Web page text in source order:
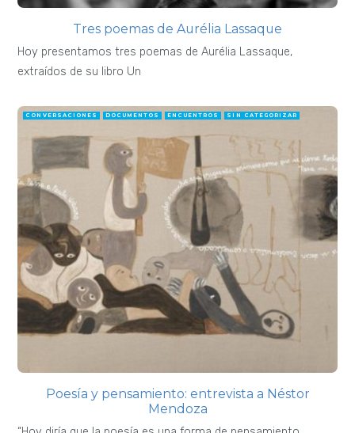
Tres poemas de Aurélia Lassaque
Hoy presentamos tres poemas de Aurélia Lassaque,
extraídos de su libro Un
CONVERSACIONES DOCUMENTOS ENCUENTROS SIN CATEGORIZAR
Poesía y pensamiento: entrevista a Néstor
Mendoza